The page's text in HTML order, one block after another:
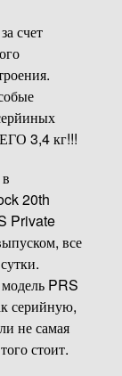
счет
3,4 кг!!!
20th
Private
все
PRS
серийную,
не самая
стоит.